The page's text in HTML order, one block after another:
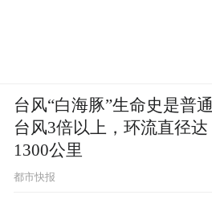
台风“白海豚”生命史是普通
台风3倍以上，环流直径达
1300公里
都市快报